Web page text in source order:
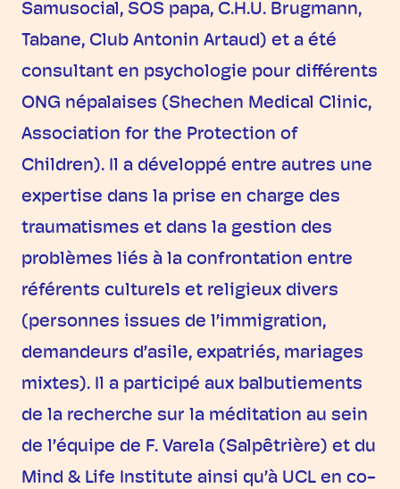
Samusocial, SOS papa, C.H.U. Brugmann,
Tabane, Club Antonin Artaud) et a été
consultant en psychologie pour différents
ONG népalaises (Shechen Medical Clinic,
Association for the Protection of
Children). Il a développé entre autres une
expertise dans la prise en charge des
traumatismes et dans la gestion des
problèmes liés à la confrontation entre
référents culturels et religieux divers
(personnes issues de l’immigration,
demandeurs d’asile, expatriés, mariages
mixtes). Il a participé aux balbutiements
de la recherche sur la méditation au sein
de l’équipe de F. Varela (Salpêtrière) et du
Mind & Life Institute ainsi qu’à UCL en co-